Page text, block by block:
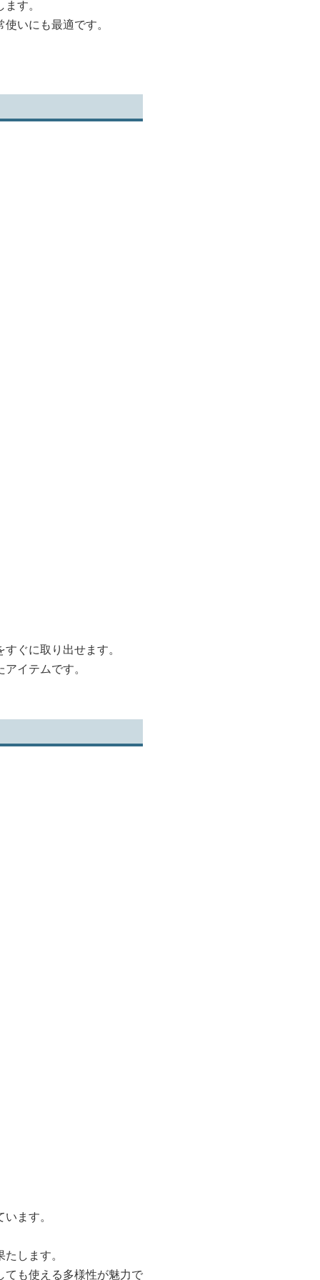
す。
いにも最適です。
ぐに取り出せます。
イテムです。
ます。
します。
も使える多様性が魅力で